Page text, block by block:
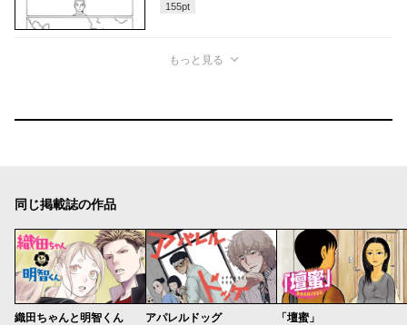
155pt
もっと見る
同じ掲載誌の作品
織田ちゃんと明智くん アパレルドッグ 「壇蜜」